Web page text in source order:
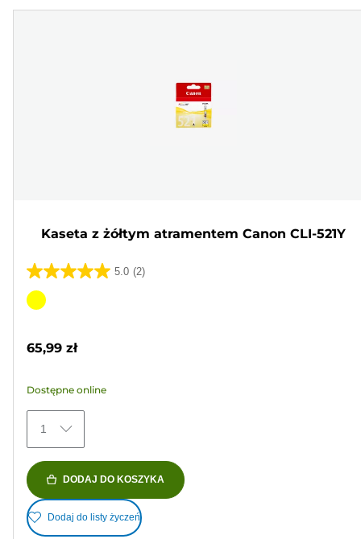
Kaseta z żółtym atramentem Canon CLI-521Y
5.0 (2)
5.0
na
2
Wkład
65,99 zł
Dostępne online
1
DODAJ DO KOSZYKA
Dodaj do listy życzeń